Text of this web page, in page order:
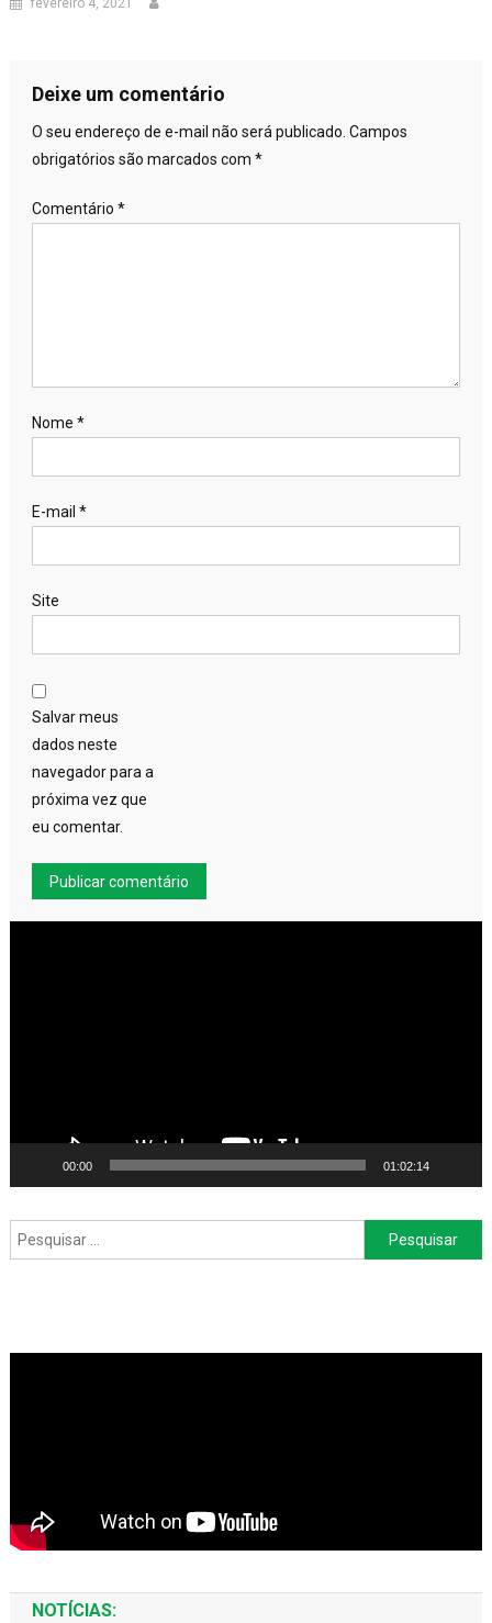
fevereiro 4, 2021
Deixe um comentário
O seu endereço de e-mail não será publicado. Campos
obrigatórios são marcados com *
Comentário *
Nome *
E-mail *
Site
Salvar meus
dados neste
navegador para a
próxima vez que
eu comentar.
00:00 01:02:14
Pesquisar
por:
NOTÍCIAS: